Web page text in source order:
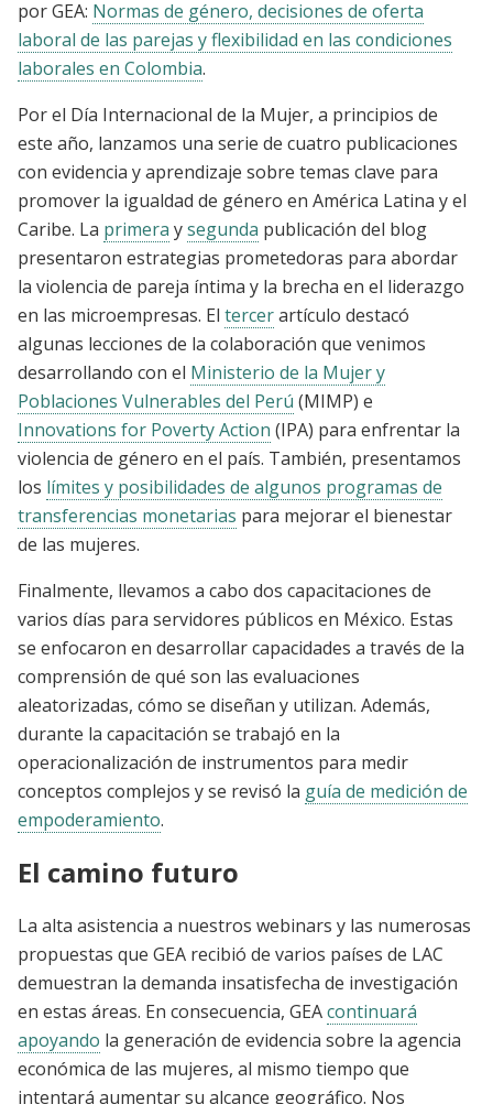
por GEA: Normas de género, decisiones de oferta
laboral de las parejas y flexibilidad en las condiciones
laborales en Colombia.
Por el Día Internacional de la Mujer, a principios de
este año, lanzamos una serie de cuatro publicaciones
con evidencia y aprendizaje sobre temas clave para
promover la igualdad de género en América Latina y el
Caribe. La primera ysegunda publicación del blog
presentaron estrategias prometedoras para abordar
la violencia de pareja íntima y la brecha en el liderazgo
en las microempresas. El tercerartículo destacó
algunas lecciones de la colaboración que venimos
desarrollando con el Ministerio de la Mujer y
Poblaciones Vulnerables del Perú (MIMP) e
Innovations for Poverty Action (IPA) para enfrentar la
violencia de género en el país. También, presentamos
los límites y posibilidades de algunos programas de
transferencias monetarias para mejorar el bienestar
de las mujeres.
Finalmente, llevamos a cabo dos capacitaciones de
varios días para servidores públicos en México. Estas
se enfocaron en desarrollar capacidades a través de la
comprensión de qué son las evaluaciones
aleatorizadas, cómo se diseñan y utilizan. Además,
durante la capacitación se trabajó en la
operacionalización de instrumentos para medir
conceptos complejos y se revisó la guía de medición de
empoderamiento.
El camino futuro
La alta asistencia a nuestros webinars y las numerosas
propuestas que GEA recibió de varios países de LAC
demuestran la demanda insatisfecha de investigación
en estas áreas. En consecuencia, GEAcontinuará
apoyando la generación de evidencia sobre la agencia
económica de las mujeres, al mismo tiempo que
intentará aumentar su alcance geográfico. Nos